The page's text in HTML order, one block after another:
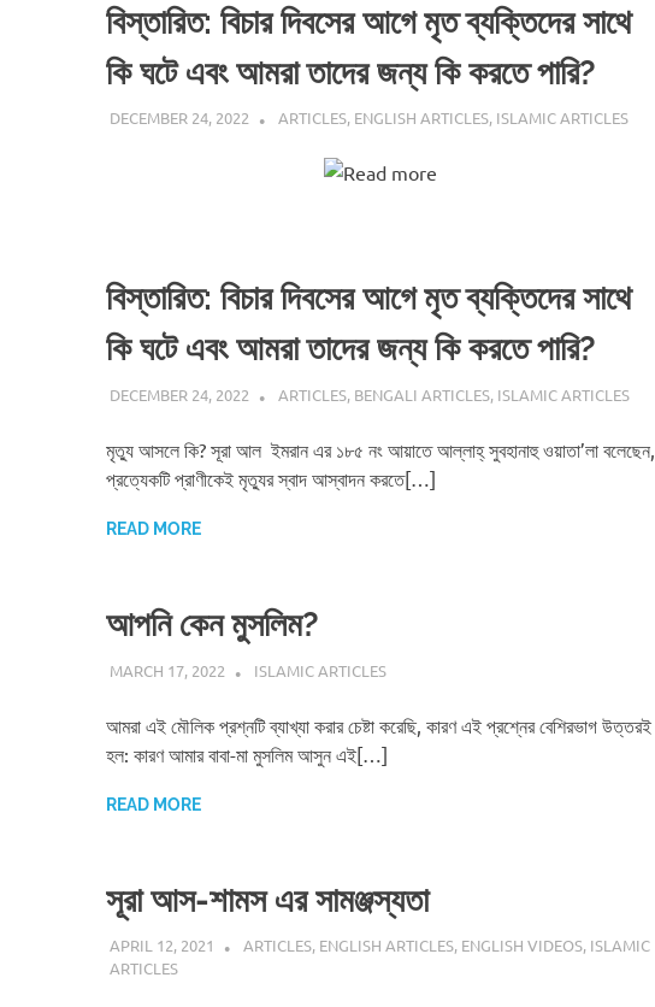
বিস্তারিত: বিচার দিবসের আগে মৃত ব্যক্তিদের সাথে
কি ঘটে এবং আমরা তাদের জন্য কি করতে পারি?
DECEMBER 24, 2022 REZWAN MAHBUB
ARTICLES, ENGLISH ARTICLES, ISLAMIC ARTICLES
Read more
বিস্তারিত: বিচার দিবসের আগে মৃত ব্যক্তিদের সাথে
কি ঘটে এবং আমরা তাদের জন্য কি করতে পারি?
DECEMBER 24, 2022 REZWAN MAHBUB
ARTICLES, BENGALI ARTICLES, ISLAMIC ARTICLES
মৃত্যু আসলে কি? সূরা আল ইমরান এর ১৮৫ নং আয়াতে আল্লাহ্‌ সুবহানাহু ওয়াতা’লা বলেছেন,
প্রত্যেকটি প্রাণীকেই মৃত্যুর স্বাদ আস্বাদন করতে[…]
READ MORE
আপনি কেন মুসলিম?
MARCH 17, 2022 REZWAN MAHBUB
ISLAMIC ARTICLES
আমরা এই মৌলিক প্রশ্নটি ব্যাখ্যা করার চেষ্টা করেছি, কারণ এই প্রশ্নের বেশিরভাগ উত্তরই
হল: কারণ আমার বাবা-মা মুসলিম আসুন এই[…]
READ MORE
সূরা আস-শামস এর সামঞ্জস্যতা
APRIL 12, 2021 REZWAN MAHBUB
ARTICLES, ENGLISH ARTICLES, ENGLISH VIDEOS, ISLAMIC
ARTICLES